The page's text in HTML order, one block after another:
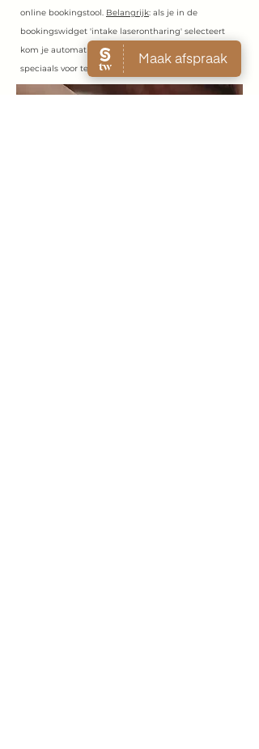
online bookingstool. Belangrijk: als je in de
bookingswidget 'intake laserontharing' selecteert
kom je automatisch bij Isa, daar hoef je niks
speciaals voor te doen.